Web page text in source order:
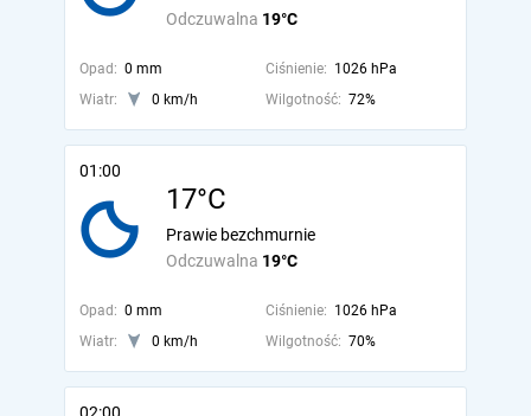
Odczuwalna 19°C
Opad: 0 mm Ciśnienie: 1026 hPa
Wiatr:
0 km/h Wilgotność: 72%
01:00
17°C
Odczuwalna 19°C
Prawie bezchmurnie
Opad: 0 mm Ciśnienie: 1026 hPa
Wiatr:
0 km/h Wilgotność: 70%